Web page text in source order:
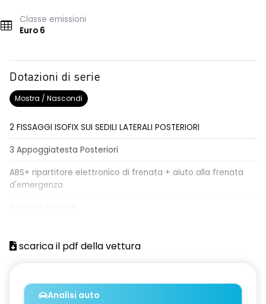
Classe emissioni
Euro 6
Dotazioni di serie
Mostra / Nascondi
2 FISSAGGI ISOFIX SUI SEDILI LATERALI POSTERIORI
3 Appoggiatesta Posteriori
ABS+ ripartitore elettronico di frenata + aiuto alla frenata
d'emergenza
Alzacristalli elettrici anteriori
APPOGGIAGOMITO ANTERIORE CENTRALE
scarica il pdf della vettura
Analisi auto